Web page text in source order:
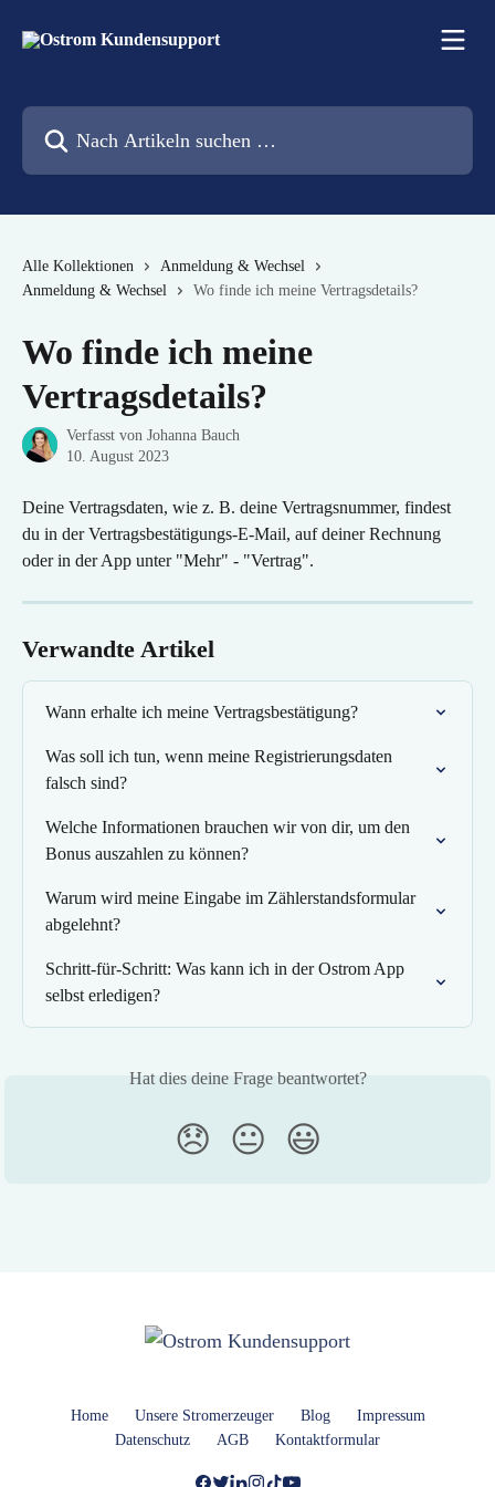
Alle Kollektionen
Anmeldung & Wechsel
Anmeldung & Wechsel
Wo finde ich meine Vertragsdetails?
Wo finde ich meine
Vertragsdetails?
Verfasst von Johanna Bauch
10. August 2023
Deine Vertragsdaten, wie z. B. deine Vertragsnummer, findest
du in der Vertragsbestätigungs-E-Mail, auf deiner Rechnung
oder in der App unter "Mehr" - "Vertrag".
Verwandte Artikel
Wann erhalte ich meine Vertragsbestätigung?
Was soll ich tun, wenn meine Registrierungsdaten
falsch sind?
Welche Informationen brauchen wir von dir, um den
Bonus auszahlen zu können?
Warum wird meine Eingabe im Zählerstandsformular
abgelehnt?
Schritt-für-Schritt: Was kann ich in der Ostrom App
selbst erledigen?
Hat dies deine Frage beantwortet?
😞 😐 😃
Home Unsere Stromerzeuger Blog
Impressum
Datenschutz
AGB Kontaktformular